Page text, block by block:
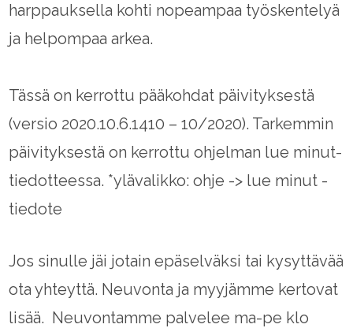
harppauksella kohti nopeampaa työskentelyä
ja helpompaa arkea.
Tässä on kerrottu pääkohdat päivityksestä
(versio 2020.10.6.1410 – 10/2020). Tarkemmin
päivityksestä on kerrottu ohjelman lue minut-
tiedotteessa. *ylävalikko: ohje -> lue minut -
tiedote
Jos sinulle jäi jotain epäselväksi tai kysyttävää
ota yhteyttä. Neuvonta ja myyjämme kertovat
lisää. Neuvontamme palvelee ma-pe klo